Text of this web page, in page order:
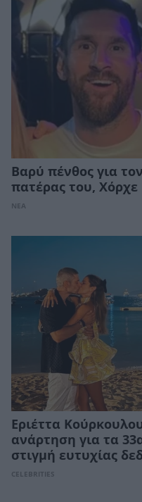
Βαρύ πένθος για
πατέρας του, Χόρχε
ΝΕΑ
Εριέττα
ανάρτηση για τα
στιγμή ευτυχίας
CELEBRITIES